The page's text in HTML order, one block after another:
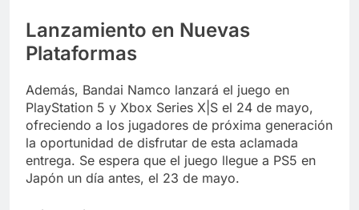
Lanzamiento en Nuevas
Plataformas
Además, Bandai Namco lanzará el juego en
PlayStation 5 y Xbox Series X|S el 24 de mayo,
ofreciendo a los jugadores de próxima generación
la oportunidad de disfrutar de esta aclamada
entrega. Se espera que el juego llegue a PS5 en
Japón un día antes, el 23 de mayo.